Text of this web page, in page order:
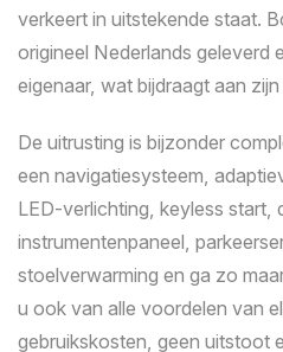
Kenteken
Kilometerstand
verkeert in uitstekende staat.
origineel Nederlands geleverd
eigenaar, wat bijdraagt aan
De uitrusting is bijzonder
een navigatiesysteem,
LED-verlichting, keyless start,
instrumentenpaneel,
stoelverwarming en ga zo
u ook van alle voordelen van
gebruikskosten, geen uitstoot